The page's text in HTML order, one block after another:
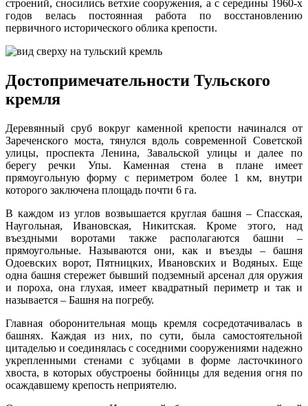
строений, сносились ветхие сооружения, а с середины 1960-х
годов велась постоянная работа по восстановлению
первичного исторического облика крепости.
Достопримечательности Тульского
кремля
Деревянный сруб вокруг каменной крепости начинался от
Зареченского моста, тянулся вдоль современной Советской
улицы, проспекта Ленина, Завальской улицы и далее по
берегу речки Упы. Каменная стена в плане имеет
прямоугольную форму с периметром более 1 км, внутри
которого заключена площадь почти 6 га.
В каждом из углов возвышается круглая башня – Спасская,
Наугольная, Ивановская, Никитская. Кроме этого, над
въездными воротами также располагаются башни –
прямоугольные. Называются они, как и въезды – башня
Одоевских ворот, Пятницких, Ивановских и Водяных. Еще
одна башня стережет бывший подземный арсенал для оружия
и пороха, она глухая, имеет квадратный периметр и так и
называется – Башня на погребу.
Главная оборонительная мощь кремля сосредотачивалась в
башнях. Каждая из них, по сути, была самостоятельной
цитаделью и соединялась с соседними сооружениями надежно
укрепленными стенами с зубцами в форме ласточкиного
хвоста, в которых обустроены бойницы для ведения огня по
осаждавшему крепость неприятелю.